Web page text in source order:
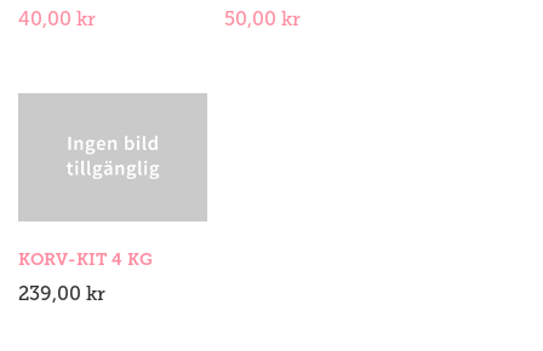
kg
40,00 kr 50,00 kr
KORV-KIT 4 KG
239,00 kr